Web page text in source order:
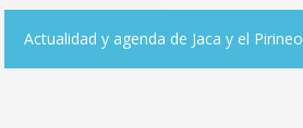
Actualidad y agenda de Jaca y el Pirineo